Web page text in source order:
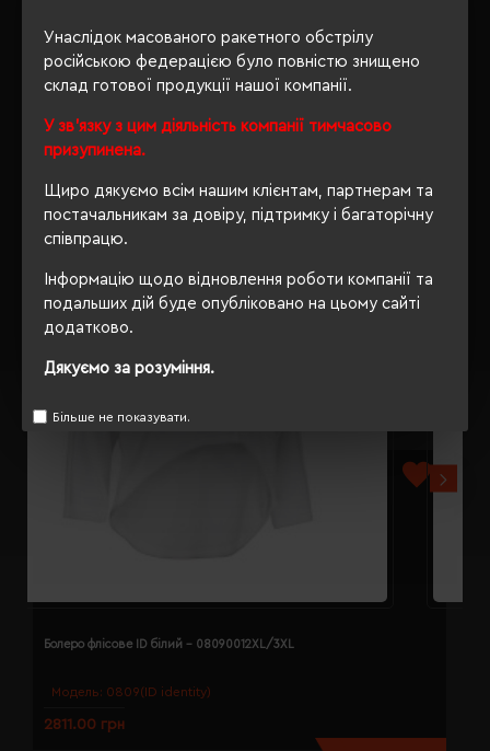
Унаслідок масованого ракетного обстрілу
російською федерацією було повністю знищено
склад готової продукції нашої компанії.
У зв'язку з цим діяльність компанії тимчасово
призупинена.
Щиро дякуємо всім нашим клієнтам, партнерам та
постачальникам за довіру, підтримку і багаторічну
співпрацю.
Інформацію щодо відновлення роботи компанії та
подальших дій буде опубліковано на цьому сайті
додатково.
Дякуємо за розуміння.
Більше не показувати.
ВІДГУКИ
РЕКОМЕНДУЄМО
Модель: 0809(ID identity)
Болеро флісове ID білий - 08090012XL/3XL
2811.00 грн